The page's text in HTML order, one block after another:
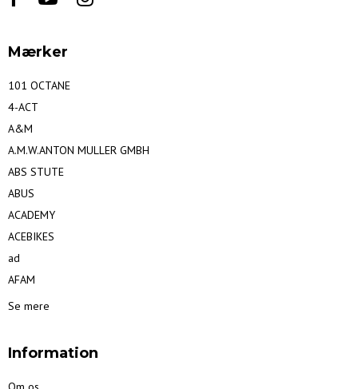
Mærker
101 OCTANE
4-ACT
A&M
A.M.W.ANTON MULLER GMBH
ABS STUTE
ABUS
ACADEMY
ACEBIKES
ad
AFAM
Se mere
Information